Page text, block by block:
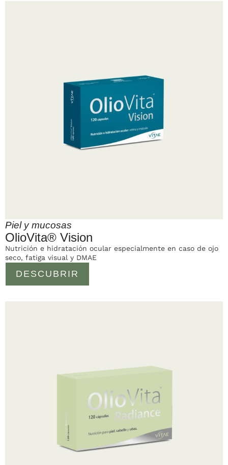
Piel y mucosas
OlioVita® Vision
DESCUBRIR
Nutrición e hidratación ocular especialmente en caso de ojo
seco, fatiga visual y DMAE